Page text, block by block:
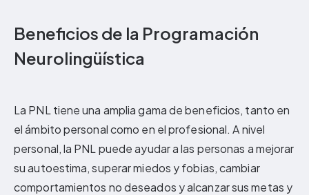
Beneficios de la Programación
Neurolingüística
La PNL tiene una amplia gama de beneficios, tanto en
el ámbito personal como en el profesional. A nivel
personal, la PNL puede ayudar a las personas a mejorar
su autoestima, superar miedos y fobias, cambiar
comportamientos no deseados y alcanzar sus metas y